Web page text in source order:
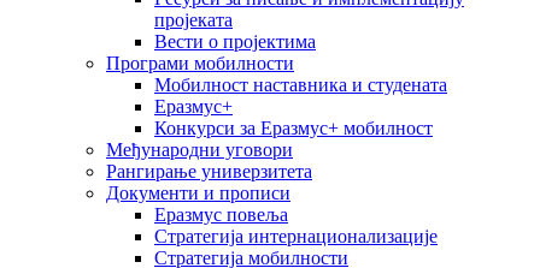
пројеката
Вести о пројектима
Програми мобилности
Мобилност наставника и студената
Еразмус+
Конкурси за Еразмус+ мобилност
Међународни уговори
Рангирање универзитета
Документи и прописи
Еразмус повеља
Стратегија интернационализације
Стратегија мобилности